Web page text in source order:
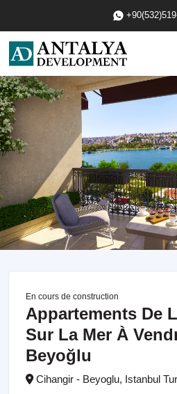
En cours de construction
Appartements De
Sur La Mer À
Beyoğlu
Cihangir - Beyoglu, Istanbul